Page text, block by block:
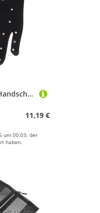
SAFIGLE Eiskunstlauf Handschuhe für Mädchen Dekorative Performance Handschuhe mit Strassverzierung Atmungsaktiv Angenehm und Flexibel für Showtanz und Eiskunstlauf wettbewerbe
11,19 €
um 00:03; der
haben.